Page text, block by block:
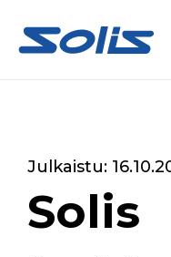
Julkaistu:
Solis